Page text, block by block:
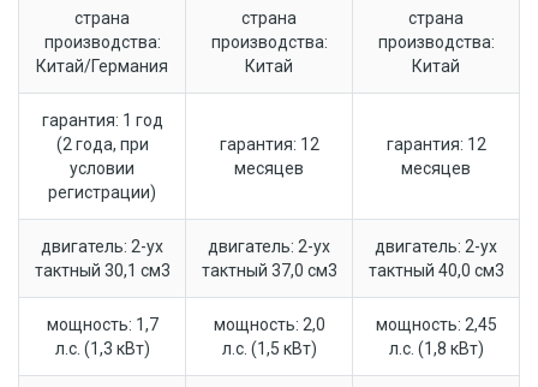
страна
производства:
Китай/Германия
страна
производства:
Китай
страна
производства:
Китай
гарантия: 1 год
(2 года, при
условии
регистрации)
гарантия: 12
месяцев
гарантия: 12
месяцев
двигатель: 2-ух
тактный 30,1 см3
двигатель: 2-ух
тактный 37,0 см3
двигатель: 2-ух
тактный 40,0 см3
мощность: 1,7
л.с. (1,3 кВт)
мощность: 2,0
л.с. (1,5 кВт)
мощность: 2,45
л.с. (1,8 кВт)